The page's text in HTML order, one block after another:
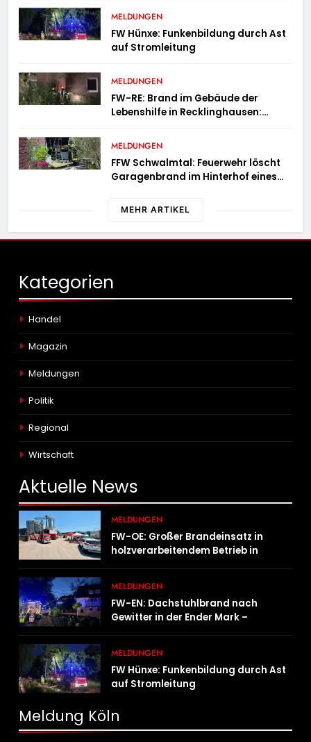
Brandausbreitung
MELDUNGEN
FW Hünxe: Funkenbildung durch Ast
auf Stromleitung
MELDUNGEN
FW-RE: Brand im Gebäude der
Lebenshilfe in Recklinghausen:
MELDUNGEN
FFW Schwalmtal: Feuerwehr löscht
Garagenbrand im Hinterhof eines
MEHR ARTIKEL
Kategorien
Handel
Magazin
Meldungen
Politik
Regional
Wirtschaft
Aktuelle News
MELDUNGEN
FW-OE: Großer Brandeinsatz in
holzverarbeitendem Betrieb in
MELDUNGEN
FW-EN: Dachstuhlbrand nach
Gewitter in der Ender Mark –
MELDUNGEN
FW Hünxe: Funkenbildung durch Ast
auf Stromleitung
Meldung Köln